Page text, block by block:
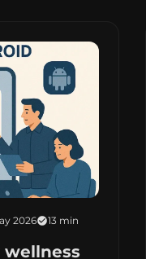
2026 13 min
wellness